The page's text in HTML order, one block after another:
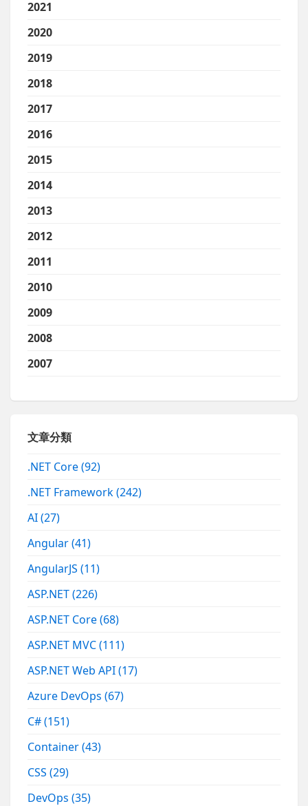
2021
2020
2019
2018
2017
2016
2015
2014
2013
2012
2011
2010
2009
2008
2007
文章分類
.NET Core(92)
.NET Framework(242)
AI(27)
Angular(41)
AngularJS(11)
ASP.NET(226)
ASP.NET Core(68)
ASP.NET MVC(111)
ASP.NET Web API(17)
Azure DevOps(67)
C#(151)
Container(43)
CSS(29)
DevOps(35)